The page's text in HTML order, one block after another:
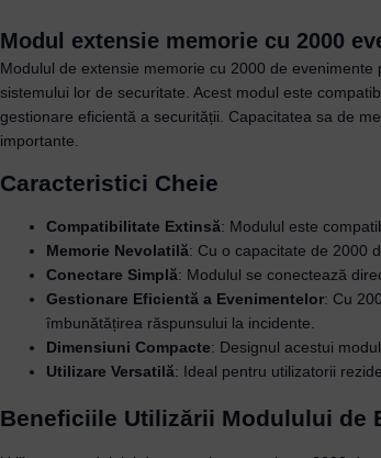
Modul extensie memorie cu 2000
Modulul de extensie memorie cu 2000 de
sistemului lor de securitate. Acest modul este
gestionare eficientă a securității. Capacitatea sa de
importante.
Caracteristici Cheie
Compatibilitate Extinsă: Modulul este
Memorie Nevolatilă: Cu o capacitate de 2000
Conectare Simplă: Modulul se conectează
Gestionare Eficientă a Evenimentelor: Cu
îmbunătățirea răspunsului la incidente.
Dimensiuni Compacte: Designul acestui
Utilizare Versatilă: Ideal pentru utilizatorii
Beneficiile Utilizării Modulului de